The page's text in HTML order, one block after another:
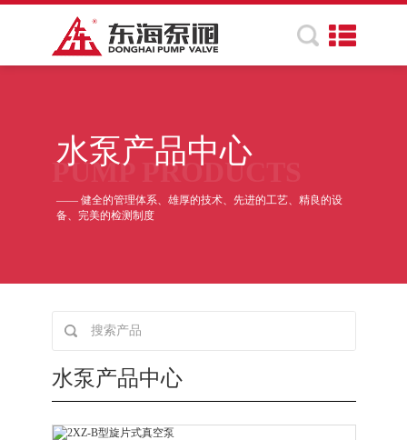
水泵产品中心
PUMP PRODUCTS
—— 健全的管理体系、雄厚的技术、先进的工艺、精良的设
备、完美的检测制度
水泵产品中心